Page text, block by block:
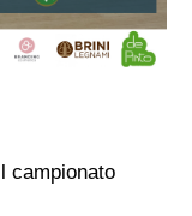
campionato